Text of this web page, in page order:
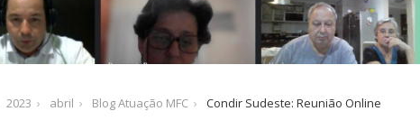
2023 abril Blog Atuação MFC Condir Sudeste: Reunião Online